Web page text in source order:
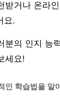
거나 온라
요.
의 인지 능
세요!
인 학습법을 알